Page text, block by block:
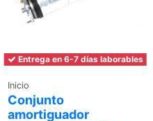
Entrega en 6-7 días laborables
Inicio
Conjunto
amortiguador